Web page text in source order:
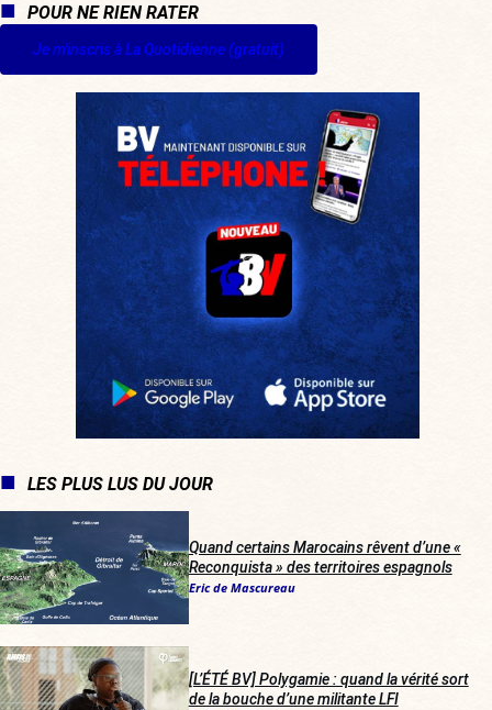
POUR NE RIEN RATER
Je m'inscris à La Quotidienne (gratuit)
LES PLUS LUS DU JOUR
Quand certains Marocains rêvent d’une «
Reconquista » des territoires espagnols
Eric de Mascureau
[L’ÉTÉ BV] Polygamie : quand la vérité sort
de la bouche d’une militante LFI